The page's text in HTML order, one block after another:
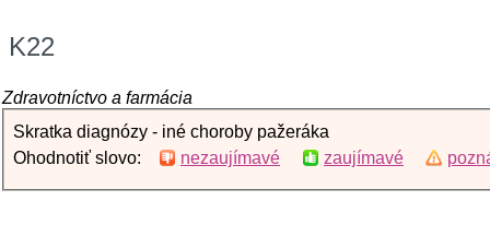
K22
Zdravotníctvo a farmácia
Skratka diagnózy - iné choroby pažeráka
Ohodnotiť slovo:
nezaujímavé zaujímavé